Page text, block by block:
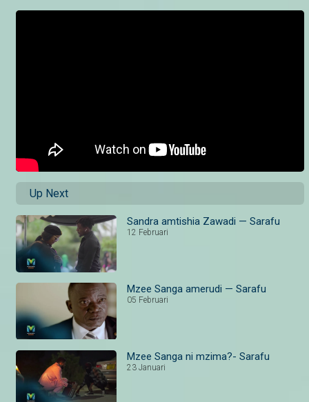
Up Next
Sandra amtishia Zawadi — Sarafu
12 Februari
Mzee Sanga amerudi — Sarafu
05 Februari
Mzee Sanga ni mzima?- Sarafu
23 Januari